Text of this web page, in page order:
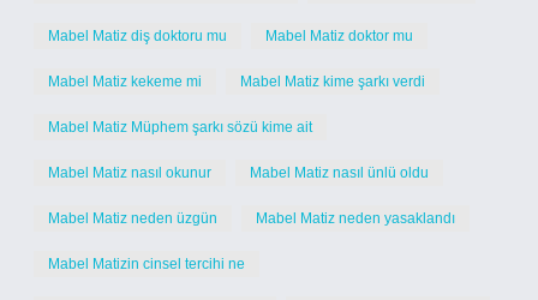
Mabel Matiz diş doktoru mu Mabel Matiz doktor mu
Mabel Matiz kekeme mi Mabel Matiz kime şarkı verdi
Mabel Matiz Müphem şarkı sözü kime ait
Mabel Matiz nasıl okunur Mabel Matiz nasıl ünlü oldu
Mabel Matiz neden üzgün Mabel Matiz neden yasaklandı
Mabel Matizin cinsel tercihi ne